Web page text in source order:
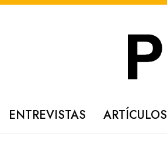
ENTREVISTAS ARTÍCULOS